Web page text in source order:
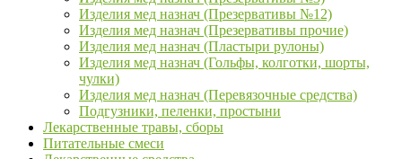
Изделия мед назнач (Презервативы №12)
Изделия мед назнач (Презервативы прочие)
Изделия мед назнач (Пластыри рулоны)
Изделия мед назнач (Гольфы, колготки, шорты,
чулки)
Изделия мед назнач (Перевязочные средства)
Подгузники, пеленки, простыни
Лекарственные травы, сборы
Питательные смеси